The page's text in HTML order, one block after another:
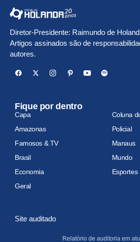
Diretor-Presidente: Raimundo de
Artigos assinados são de
autores.
Fique por dentro
Capa
Coluna
Amazonas
Policial
Famosos & TV
Manaus
Brasil
Mundo
Economia
Esportes
Geral
Site auditado
Relatório de auditoria em